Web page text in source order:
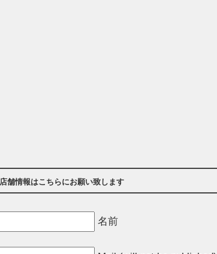
舗情報はこちらにお願い致します
名前